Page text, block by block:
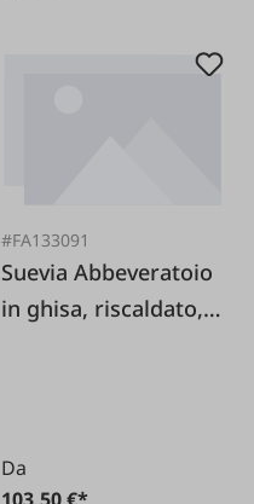
#FA133091
Suevia Abbeveratoio
in ghisa, riscaldato,
Da